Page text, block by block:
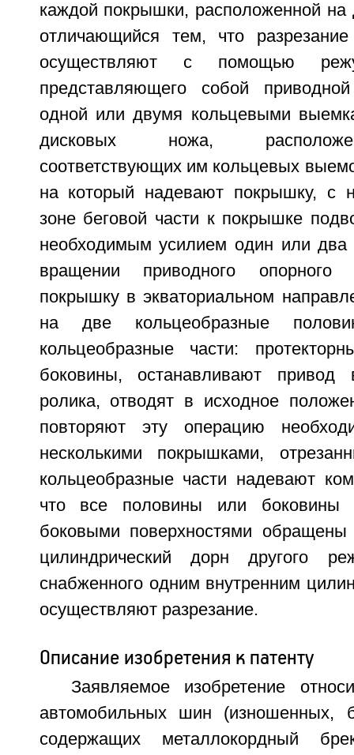
каждой покрышки, расположенной
отличающийся тем, что
осуществляют с помощью
представляющего собой
одной или двумя кольцевыми
дисковых ножа,
соответствующих им кольцевых
на который надевают покрышку, с
зоне беговой части к покрышке
необходимым усилием один или два
вращении приводного опорного
покрышку в экваториальном
на две кольцеобразные
кольцеобразные части:
боковины, останавливают привод
ролика, отводят в исходное
повторяют эту операцию
несколькими покрышками,
кольцеобразные части надевают
что все половины или боковины
боковыми поверхностями
цилиндрический дорн другого
снабженного одним внутренним
осуществляют разрезание.
Описание изобретения к патенту
Заявляемое изобретение
автомобильных шин (изношенных,
содержащих металлокордный